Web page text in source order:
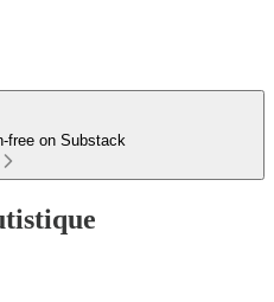
free on Substack